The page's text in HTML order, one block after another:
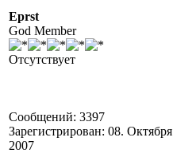
Eprst
God Member
Отсутствует
Сообщений: 3397
Зарегистрирован: 08. Октября
2007